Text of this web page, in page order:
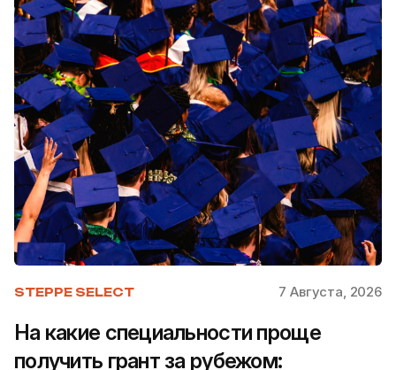
STEPPE SELECT 7 Августа, 2026
На какие специальности проще
получить грант за рубежом: